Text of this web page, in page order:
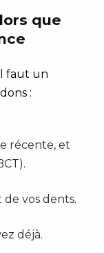
que
faut un
:
récente, et
vos dents.
déjà.